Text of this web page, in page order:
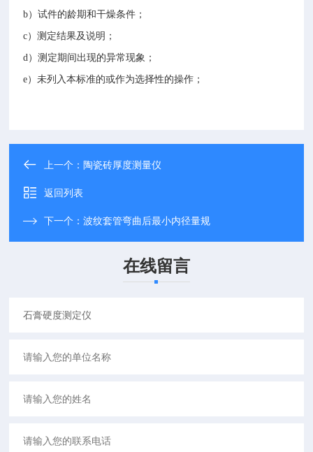
b）试件的龄期和干燥条件；
c）测定结果及说明；
d）测定期间出现的异常现象；
e）未列入本标准的或作为选择性的操作；
上一个： 陶瓷砖厚度测量仪
返回列表
下一个：波纹套管弯曲后最小内径量规
在线留言